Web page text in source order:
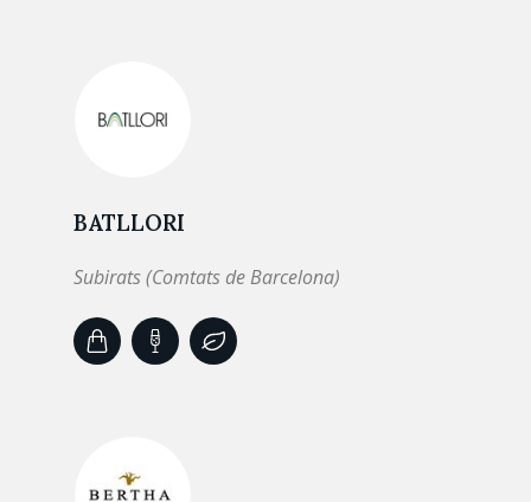
BATLLORI
Subirats (Comtats de Barcelona)